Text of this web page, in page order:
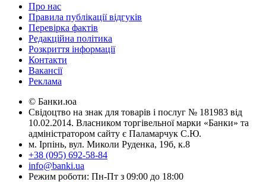
Про нас
Правила публікації відгуків
Перевірка фактів
Редакційна політика
Розкриття інформації
Контакти
Вакансії
Реклама
© Банки.юа
Свідоцтво на знак для товарів і послуг № 181983 від
10.02.2014. Власником торгівельної марки «Банки» та
адміністратором сайту є Паламарчук С.Ю.
м. Ірпінь, вул. Миколи Руденка, 19б, к.8
+38 (095) 692-58-84
info@banki.ua
Режим роботи: Пн-Пт з 09:00 до 18:00